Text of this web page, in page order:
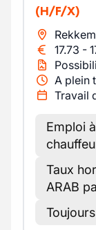
(H/F/X)
Rekkem
17.73 -
A plein
Travail
Emploi
Taux
ARAB